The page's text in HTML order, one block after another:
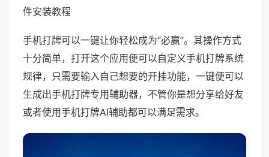
件安装教程
手机打牌可以一键让你轻松成为“必赢”。其操作方式
十分简单，打开这个应用便可以自定义手机打牌系统
规律，只需要输入自己想要的开挂功能，一键便可以
生成出手机打牌专用辅助器，不管你是想分享给好友
或者使用手机打牌AI辅助都可以满足需求。